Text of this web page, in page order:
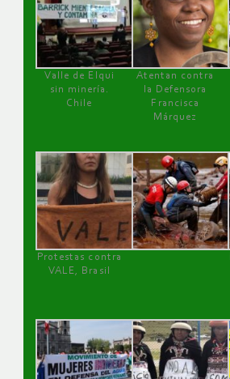
Valle de Elqui
sin minería.
Chile
Atentan contra
la Defensora
Francisca
Márquez
Protestas contra
VALE, Brasil